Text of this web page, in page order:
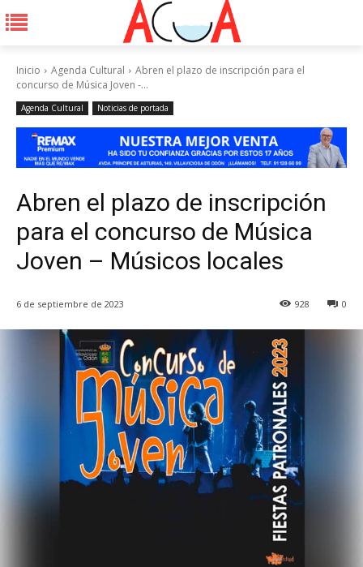
Inicio Agenda Cultural
Abren el plazo de inscripción para el
concurso de Música Joven -...
Agenda Cultural Noticias de portada
Abren el plazo de inscripción
para el concurso de Música
Joven – Músicos locales
6 de septiembre de 2023 0
928